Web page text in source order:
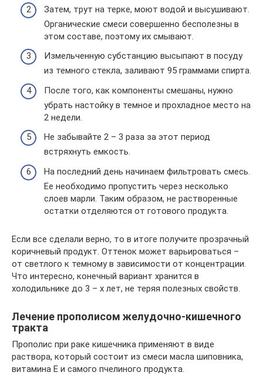
Затем, трут на терке, моют водой и высушивают.
Органические смеси совершенно бесполезны в
этом составе, поэтому их смывают.
Измельченную субстанцию высыпают в посуду
из темного стекла, заливают 95 граммами спирта.
После того, как компоненты смешаны, нужно
убрать настойку в темное и прохладное место на
2 недели.
Не забывайте 2 – 3 раза за этот период
встряхнуть емкость.
На последний день начинаем фильтровать смесь.
Ее необходимо пропустить через несколько
слоев марли. Таким образом, не растворенные
остатки отделяются от готового продукта.
Если все сделали верно, то в итоге получите прозрачный
коричневый продукт. Оттенок может варьироваться –
от светлого к темному в зависимости от концентрации.
Что интересно, конечный вариант хранится в
холодильнике до 3 – х лет, не теряя полезных свойств.
Лечение прополисом желудочно-кишечного
тракта
Прополис при раке кишечника применяют в виде
раствора, который состоит из смеси масла шиповника,
витамина Е и самого пчелиного продукта.